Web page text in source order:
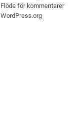
Flöde för kommentarer
WordPress.org